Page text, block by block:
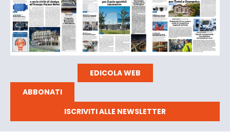
EDICOLA WEB
ABBONATI
ISCRIVITI ALLE NEWSLETTER